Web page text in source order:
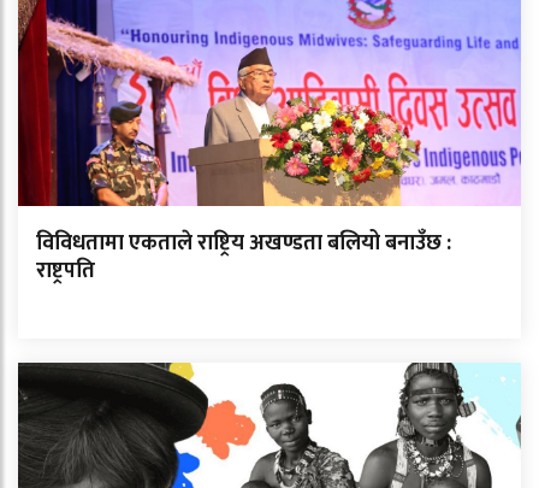
विविधतामा एकताले राष्ट्रिय अखण्डता बलियो बनाउँछ :
राष्ट्रपति